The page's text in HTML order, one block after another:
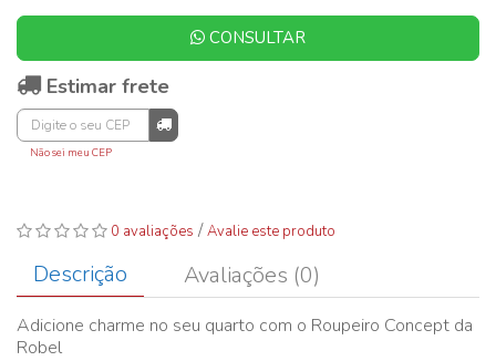
CONSULTAR
Estimar frete
Não sei meu CEP
0 avaliações /Avalie este produto
Descrição Avaliações (0)
Adicione charme no seu quarto com o Roupeiro Concept da
Robel